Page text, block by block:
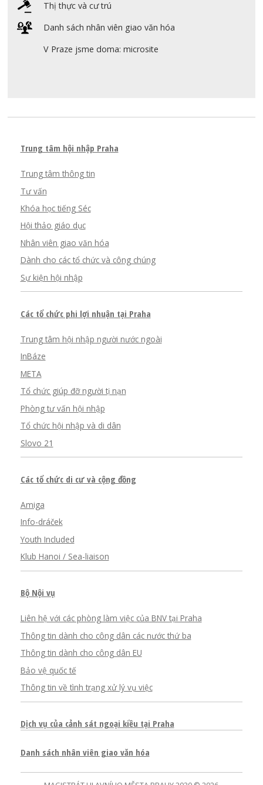
Thị thực và cư trú
Danh sách nhân viên giao văn hóa
V Praze jsme doma: microsite
Trung tâm hội nhập Praha
Trung tâm thông tin
Tư vấn
Khóa học tiếng Séc
Hội thảo giáo dục
Nhân viên giao văn hóa
Dành cho các tổ chức và công chúng
Sự kiện hội nhập
Các tổ chức phi lợi nhuận tại Praha
Trung tâm hội nhập người nước ngoài
InBáze
META
Tổ chức giúp đỡ người tị nạn
Phòng tư vấn hội nhập
Tổ chức hội nhập và di dân
Slovo 21
Các tổ chức di cư và cộng đồng
Amiga
Info-dráček
Youth Included
Klub Hanoi / Sea-liaison
Bộ Nội vụ
Liên hệ với các phòng làm việc của BNV tại Praha
Thông tin dành cho công dân các nước thứ ba
Thông tin dành cho công dân EU
Bảo vệ quốc tế
Thông tin về tình trạng xử lý vụ việc
Dịch vụ của cảnh sát ngoại kiều tại Praha
Danh sách nhân viên giao văn hóa